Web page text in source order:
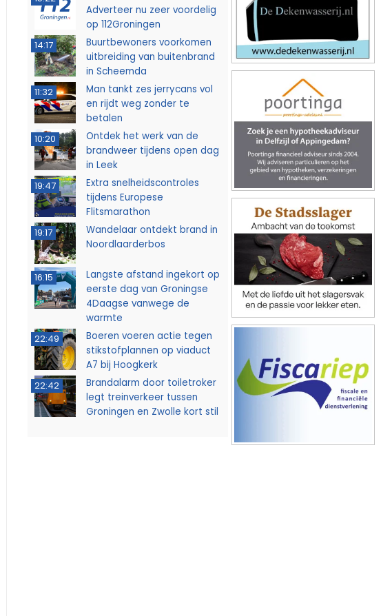
Adverteer nu zeer voordelig
op 112Groningen
14:17
Buurtbewoners voorkomen
uitbreiding van buitenbrand
in Scheemda
11:32
Man tankt zes jerrycans vol
en rijdt weg zonder te
betalen
10:20
Ontdek het werk van de
brandweer tijdens open dag
in Leek
19:47
Extra snelheidscontroles
tijdens Europese
Flitsmarathon
19:17
Wandelaar ontdekt brand in
Noordlaarderbos
16:15
Langste afstand ingekort op
eerste dag van Groningse
4Daagse vanwege de
warmte
22:49
Boeren voeren actie tegen
stikstofplannen op viaduct
A7 bij Hoogkerk
22:42
Brandalarm door toiletroker
legt treinverkeer tussen
Groningen en Zwolle kort stil